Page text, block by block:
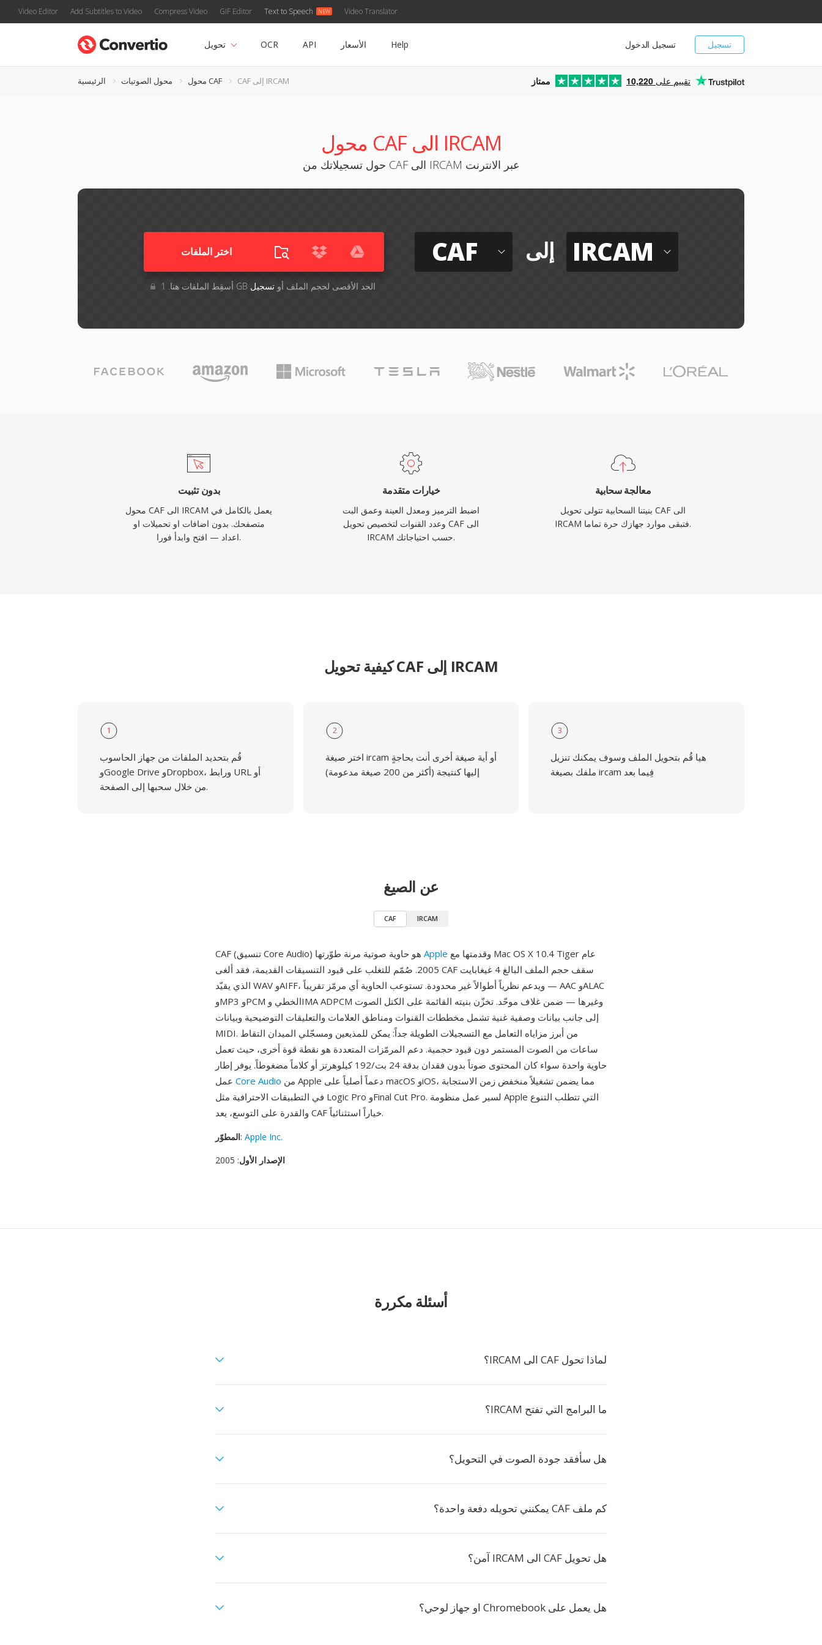
Video Editor Add Subtitles to Video Compress Video GIF Editor Text to Speech Video Translator
تسجيل تسجيل الدخول تحويل OCR API الأسعار Help
الرئيسية محول الصوتيات محول CAF CAF إلى IRCAM ممتاز 10,220 تقييم على
محول CAF الى IRCAM
حول تسجيلاتك من CAF الى IRCAM عبر الانترنت
اختر الملفات
أسقِط الملفات هنا. 1 GB الحد الأقصى لحجم الملف أو تسجيل
CAF إلى IRCAM
بدون تثبيت
محول CAF الى IRCAM يعمل بالكامل في
متصفحك. بدون اضافات او تحميلات او
اعداد — افتح وابدأ فورا.
خيارات متقدمة
اضبط الترميز ومعدل العينة وعمق البت
وعدد القنوات لتخصيص تحويل CAF الى
IRCAM حسب احتياجاتك.
معالجة سحابية
بنيتنا السحابية تتولى تحويل CAF الى
IRCAM فتبقى موارد جهازك حرة تماما.
كيفية تحويل CAF إلى IRCAM
1
قُم بتحديد الملفات من جهاز الحاسوب
وGoogle Drive وDropbox، ورابط URL أو
من خلال سحبها إلى الصفحة.
2
اختر صيغة ircam أو أية صيغة أخرى أنت بحاجةٍ
إليها كنتيجة (أكثر من 200 صيغة مدعومة)
3
هيا قُم بتحويل الملف وسوف يمكنك تنزيل
ملفك بصيغة ircam فِيما بعد
عن الصيغ
CAF IRCAM
Apple
2005. صُمّم للتغلب على قيود التنسيقات القديمة، فقد ألغى CAF سقف حجم الملف البالغ 4 غيغابايت
الذي يقيّد WAV وAIFF، ويدعم نظرياً أطوالاً غير محدودة. تستوعب الحاوية أي مرمّز تقريباً — AAC وALAC
وMP3 وPCM الخطي وIMA ADPCM وغيرها — ضمن غلاف موحّد. تخزّن بنيته القائمة على الكتل الصوت
إلى جانب بيانات وصفية غنية تشمل مخططات القنوات ومناطق العلامات والتعليقات التوضيحية وبيانات
MIDI. من أبرز مزاياه التعامل مع التسجيلات الطويلة جداً: يمكن للمذيعين ومسجّلي الميدان التقاط
ساعات من الصوت المستمر دون قيود حجمية. دعم المرمّزات المتعددة هو نقطة قوة أخرى، حيث تعمل
حاوية واحدة سواء كان المحتوى صوتاً بدون فقدان بدقة 24 بت/192 كيلوهرتز أو كلاماً مضغوطاً. يوفر إطار
Core Audio
في التطبيقات الاحترافية مثل Logic Pro وFinal Cut Pro. لسير عمل منظومة Apple التي تتطلب التنوع
والقدرة على التوسع، يعد CAF خياراً استثنائياً.
المطوّر: Apple Inc.
الإصدار الأول: 2005
أسئلة مكررة
لماذا تحول CAF الى IRCAM؟
ما البرامج التي تفتح IRCAM؟
هل سأفقد جودة الصوت في التحويل؟
كم ملف CAF يمكنني تحويله دفعة واحدة؟
هل تحويل CAF الى IRCAM آمن؟
هل يعمل على Chromebook او جهاز لوحي؟